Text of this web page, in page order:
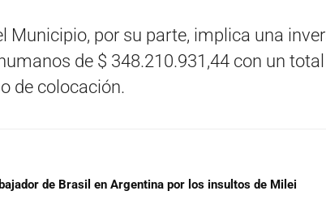
Municipio, por su parte, implica una
de $ 348.210.931,44 con un total
de colocación.
de Brasil en Argentina por los insultos de Milei